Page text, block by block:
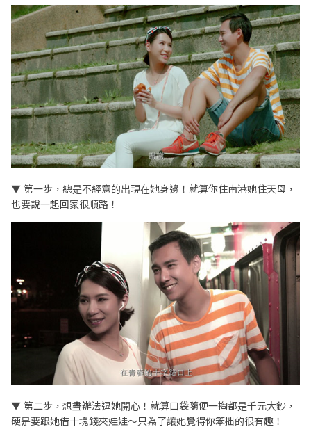
▼ 第一步，總是不經意的出現在她身邊！就算你住南港她住天母，
也要說一起回家很順路！
▼ 第二步，想盡辦法逗她開心！就算口袋隨便一掏都是千元大鈔，
硬是要跟她借十塊錢夾娃娃～只為了讓她覺得你笨拙的很有趣！